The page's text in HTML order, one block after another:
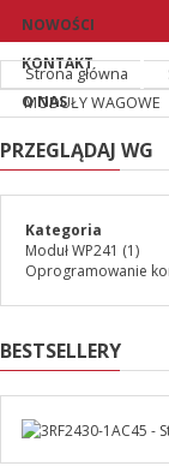
NOWOŚCI
KONTAKT
O NAS
Strona główna
MODUŁY WAGOWE
PRZEGLĄDAJ WG
Kategoria
Moduł WP241 (1)
Oprogramowanie
BESTSELLERY